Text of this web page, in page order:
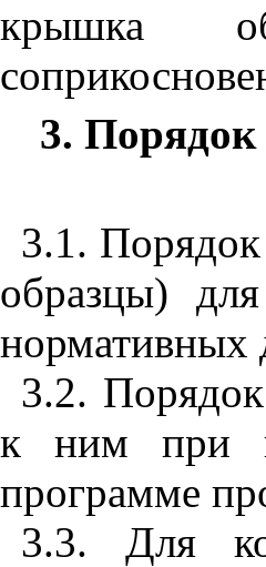
крышка
3. Порядок
3.1. Порядок
образцы) для
нормативных
3.2. Порядок
к
ним при
программе
3.3. Для